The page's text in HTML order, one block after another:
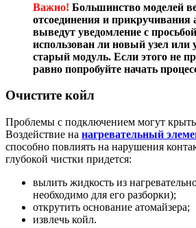
Важно! Большинство моделей
отсоединения и прикручивания
выведут уведомление с
использован ли новый узел или
старый модуль. Если этого не
равно попробуйте начать
Очистите койл
Проблемы с подключением могут
Воздействие на нагревательный
способно повлиять на нарушения
глубокой чистки придется:
вылить жидкость из
необходимо для его разборки);
открутить основание атомайзера;
извлечь койл.